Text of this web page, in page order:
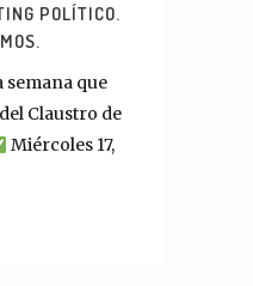
POLÍTICO.
semana que
Claustro de
Miércoles 17,